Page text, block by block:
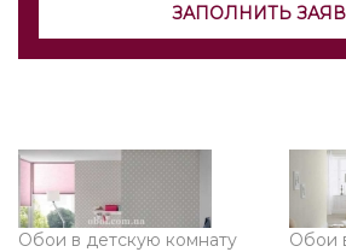
ЗАПОЛНИТЬ
Обои в детскую комнату Обои